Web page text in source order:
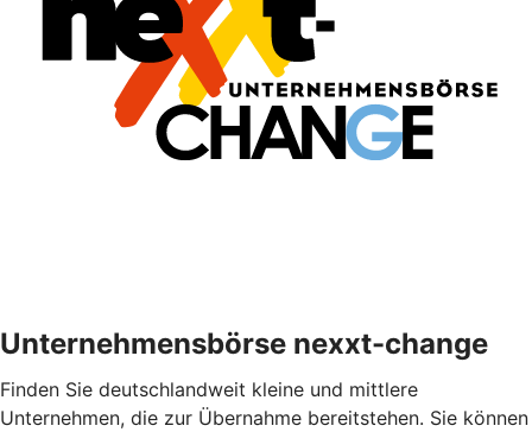
Unternehmensbörse nexxt-change
Finden Sie deutschlandweit kleine und mittlere
Unternehmen, die zur Übernahme bereitstehen. Sie können